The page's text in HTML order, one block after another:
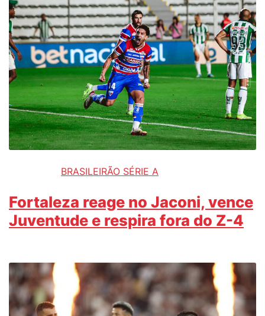
BRASILEIRÃO SÉRIE A
Fortaleza reage no Jaconi, vence
Juventude e respira fora do Z-4